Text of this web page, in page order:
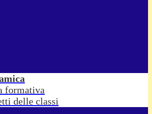
formativa
delle classi